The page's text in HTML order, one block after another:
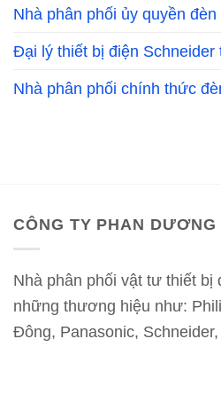
Nhà phân phối ủy quyền
Đại lý thiết bị điện Schneider
Nhà phân phối chính thức
CÔNG TY PHAN DƯƠNG
Nhà phân phối vật tư thiết bị
những thương hiệu như:
Đông, Panasonic,